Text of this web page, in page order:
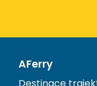
AFerry
Destinace